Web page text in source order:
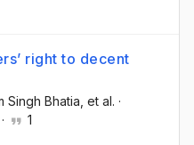
right to decent
Singh Bhatia , et al. ·
1